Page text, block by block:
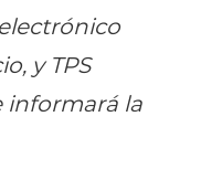
y TPS
informará la